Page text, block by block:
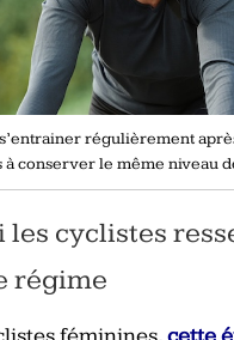
régulièrement
à conserver le même niveau
les cyclistes
régime